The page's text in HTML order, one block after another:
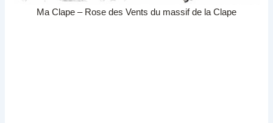
Ma Clape – Rose des Vents du massif de la Clape